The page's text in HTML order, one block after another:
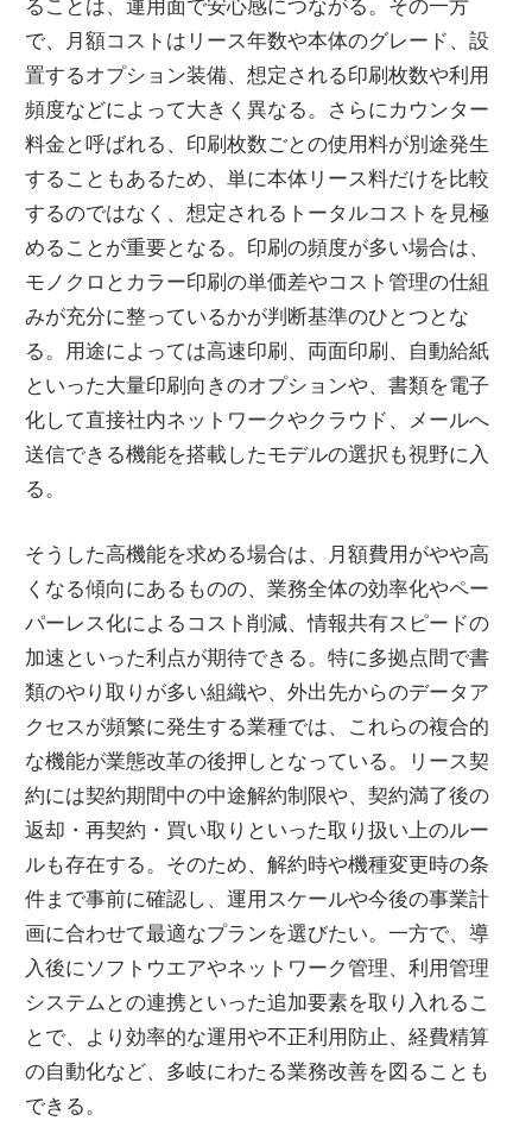
ることは、運用面で安心感につながる。その一方
で、月額コストはリース年数や本体のグレード、設
置するオプション装備、想定される印刷枚数や利用
頻度などによって大きく異なる。さらにカウンター
料金と呼ばれる、印刷枚数ごとの使用料が別途発生
することもあるため、単に本体リース料だけを比較
するのではなく、想定されるトータルコストを見極
めることが重要となる。印刷の頻度が多い場合は、
モノクロとカラー印刷の単価差やコスト管理の仕組
みが充分に整っているかが判断基準のひとつとな
る。用途によっては高速印刷、両面印刷、自動給紙
といった大量印刷向きのオプションや、書類を電子
化して直接社内ネットワークやクラウド、メールへ
送信できる機能を搭載したモデルの選択も視野に入
る。
そうした高機能を求める場合は、月額費用がやや高
くなる傾向にあるものの、業務全体の効率化やペー
パーレス化によるコスト削減、情報共有スピードの
加速といった利点が期待できる。特に多拠点間で書
類のやり取りが多い組織や、外出先からのデータア
クセスが頻繁に発生する業種では、これらの複合的
な機能が業態改革の後押しとなっている。リース契
約には契約期間中の中途解約制限や、契約満了後の
返却・再契約・買い取りといった取り扱い上のルー
ルも存在する。そのため、解約時や機種変更時の条
件まで事前に確認し、運用スケールや今後の事業計
画に合わせて最適なプランを選びたい。一方で、導
入後にソフトウエアやネットワーク管理、利用管理
システムとの連携といった追加要素を取り入れるこ
とで、より効率的な運用や不正利用防止、経費精算
の自動化など、多岐にわたる業務改善を図ることも
できる。